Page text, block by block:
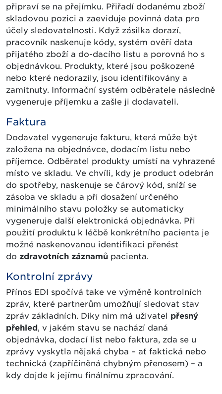
připraví se na přejímku. Přiřadí dodanému zboží
skladovou pozici a zaeviduje povinná data pro
účely sledovatelnosti. Když zásilka dorazí,
pracovník naskenuje kódy, systém ověří data
přijatého zboží a do-dacího listu a porovná ho s
objednávkou. Produkty, které jsou poškozené
nebo které nedorazily, jsou identifikovány a
zamítnuty. Informační systém odběratele následně
vygeneruje příjemku a zašle ji dodavateli.
Faktura
Dodavatel vygeneruje fakturu, která může být
založena na objednávce, dodacím listu nebo
příjemce. Odběratel produkty umístí na vyhrazené
místo ve skladu. Ve chvíli, kdy je product odebrán
do spotřeby, naskenuje se čárový kód, sníží se
zásoba ve skladu a při dosažení určeného
minimálního stavu položky se automaticky
vygeneruje další elektronická objednávka. Při
použití produktu k léčbě konkrétního pacienta je
možné naskenovanou identifikaci přenést
do zdravotních záznamů pacienta.
Kontrolní zprávy
Přínos EDI spočívá take ve výměně kontrolních
zpráv, které partnerům umožňují sledovat stav
zpráv základních. Díky nim má uživatel přesný
přehled, v jakém stavu se nachází daná
objednávka, dodací list nebo faktura, zda se u
zprávy vyskytla nějaká chyba – ať faktická nebo
technická (zapříčiněná chybným přenosem) – a
kdy dojde k jejímu finálnímu zpracování.